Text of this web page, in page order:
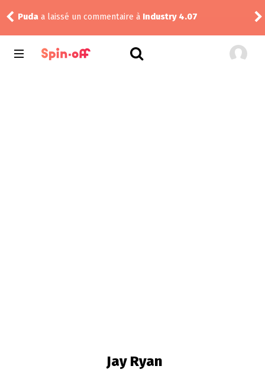
Puda a laissé un commentaire à Industry 4.07
Jay Ryan